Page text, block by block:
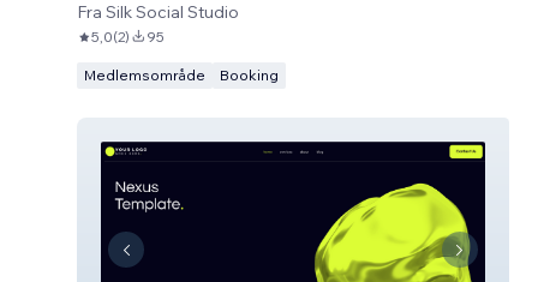
Fra Silk Social Studio
5,0(2) 95
Medlemsområde Booking